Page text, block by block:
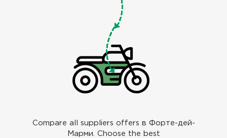
Compare all suppliers offers в Форте-дей-
Марми. Choose the best